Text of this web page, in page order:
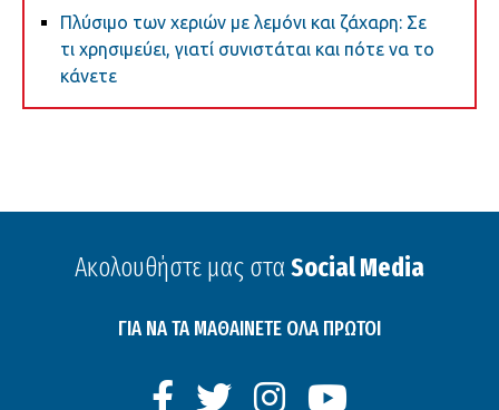
Πλύσιμο των χεριών με λεμόνι και ζάχαρη: Σε
τι χρησιμεύει, γιατί συνιστάται και πότε να το
κάνετε
Ακολουθήστε μας στα Social Media
ΓΙΑ ΝΑ ΤΑ ΜΑΘΑΙΝΕΤΕ ΟΛΑ ΠΡΩΤΟΙ